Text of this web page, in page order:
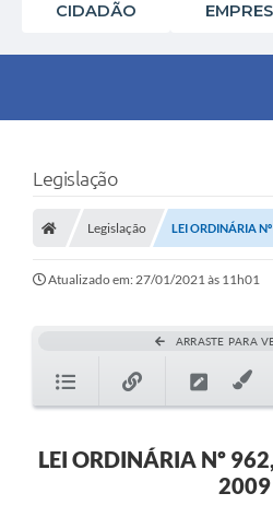
CIDADÃO
Legislação
Legislação LEI ORDINÁRIA
Atualizado em: 27/01/2021 às 11h01
ARRASTE PARA
LEI ORDINÁRIA Nº
2009